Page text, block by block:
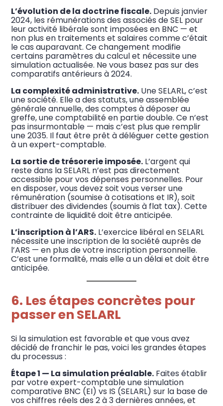
L’évolution de la doctrine fiscale. Depuis janvier
2024, les rémunérations des associés de SEL pour
leur activité libérale sont imposées en BNC — et
non plus en traitements et salaires comme c’était
le cas auparavant. Ce changement modifie
certains paramètres du calcul et nécessite une
simulation actualisée. Ne vous basez pas sur des
comparatifs antérieurs à 2024.
La complexité administrative. Une SELARL, c’est
une société. Elle a des statuts, une assemblée
générale annuelle, des comptes à déposer au
greffe, une comptabilité en partie double. Ce n’est
pas insurmontable — mais c’est plus que remplir
une 2035. Il faut être prêt à déléguer cette gestion
à un expert-comptable.
La sortie de trésorerie imposée. L’argent qui
reste dans la SELARL n’est pas directement
accessible pour vos dépenses personnelles. Pour
en disposer, vous devez soit vous verser une
rémunération (soumise à cotisations et IR), soit
distribuer des dividendes (soumis à flat tax). Cette
contrainte de liquidité doit être anticipée.
L’inscription à l’ARS. L’exercice libéral en SELARL
nécessite une inscription de la société auprès de
l’ARS — en plus de votre inscription personnelle.
C’est une formalité, mais elle a un délai et doit être
anticipée.
6. Les étapes concrètes pour
passer en SELARL
Si la simulation est favorable et que vous avez
décidé de franchir le pas, voici les grandes étapes
du processus :
Étape 1 — La simulation préalable. Faites établir
par votre expert-comptable une simulation
comparative BNC (EI) vs IS (SELARL) sur la base de
vos chiffres réels des 2 à 3 dernières années, et